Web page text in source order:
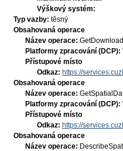
Výškový systém:
Typ vazby: těsný
Obsahovaná operace
Název operace:
Platformy zpracování (DCP):
Přístupové místo
Odkaz: https://
Obsahovaná operace
Název operace:
Platformy zpracování (DCP):
Přístupové místo
Odkaz: https://
Obsahovaná operace
Název operace: